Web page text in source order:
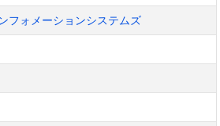
フォメーションシステムズ